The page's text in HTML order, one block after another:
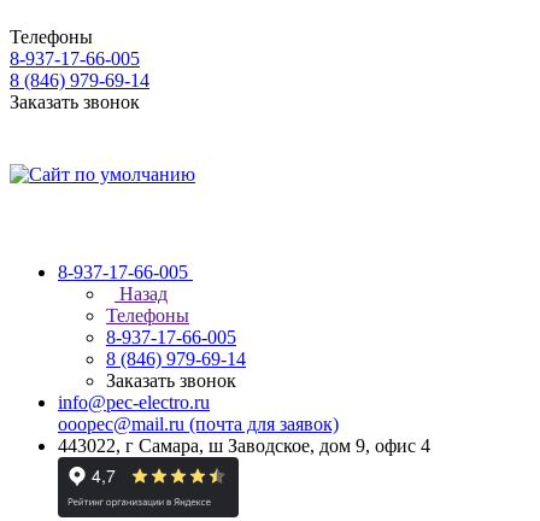
Телефоны
8-937-17-66-005
8 (846) 979-69-14
Заказать звонок
8-937-17-66-005
Назад
Телефоны
8-937-17-66-005
8 (846) 979-69-14
Заказать звонок
info@pec-electro.ru
ooopec@mail.ru (почта для заявок)
443022, г Самара, ш Заводское, дом 9, офис 4